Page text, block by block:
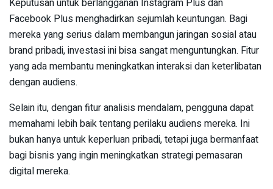
Keputusan untuk berlangganan Instagram Plus dan
Facebook Plus menghadirkan sejumlah keuntungan. Bagi
mereka yang serius dalam membangun jaringan sosial atau
brand pribadi, investasi ini bisa sangat menguntungkan. Fitur
yang ada membantu meningkatkan interaksi dan keterlibatan
dengan audiens.
Selain itu, dengan fitur analisis mendalam, pengguna dapat
memahami lebih baik tentang perilaku audiens mereka. Ini
bukan hanya untuk keperluan pribadi, tetapi juga bermanfaat
bagi bisnis yang ingin meningkatkan strategi pemasaran
digital mereka.